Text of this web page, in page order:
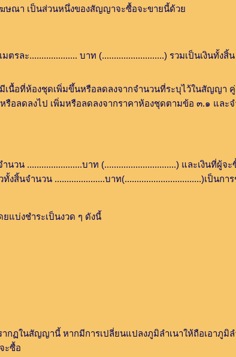
ษณา เป็นส่วนหนึ่งของสัญญาจะซื้อจะขายนี้ด้วย
บาท (..........................) รวมเป็นเงินทั้งสิ้น
อที่ห้องชุดเพิ่มขึ้นหรือลดลงจากจำนวนที่ระบุไว้ในสัญญา
ลดลงไป เพิ่มหรือลดลงจากราคาห้องชุดตามข้อ ๓.๑ และจ
บาท (..............................) และเงินที่ผู้จะ
สิ้นจำนวน .....................บาท(................................)เป็นกา
บ่งชำระเป็นงวด ๆ ดังนี้
นสัญญานี้ หากมีการเปลี่ยนแปลงภูมิลำเนาให้ถือเอาภูมิล
ะซื้อ